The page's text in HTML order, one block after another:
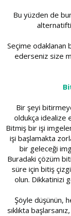
Bu yüzden de
Seçime odaklanan
ederseniz size
Bir şeyi
oldukça idealize
Bitmiş bir işi
işi başlamakta
bir geleceği
Buradaki çözüm
süre için bitiş
olun. Dikkatinizi
Şöyle düşünün,
sıklıkta